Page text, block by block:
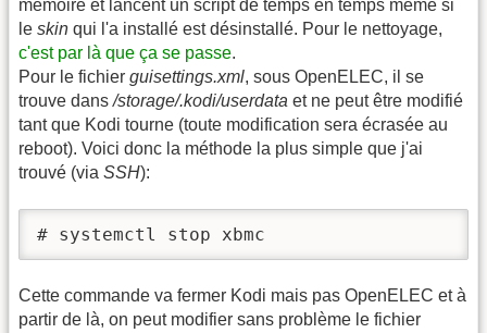
mémoire et lancent un script de temps en temps même si
le skin qui l'a installé est désinstallé. Pour le nettoyage,
c'est par là que ça se passe.
Pour le fichier guisettings.xml, sous OpenELEC, il se
trouve dans/storage/.kodi/userdata et ne peut être modifié
tant que Kodi tourne (toute modification sera écrasée au
reboot). Voici donc la méthode la plus simple que j'ai
trouvé (via SSH):
# systemctl stop xbmc
Cette commande va fermer Kodi mais pas OpenELEC et à
partir de là, on peut modifier sans problème le fichier